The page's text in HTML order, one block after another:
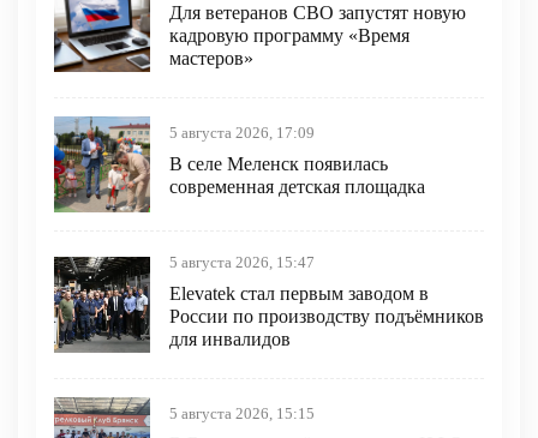
Для ветеранов СВО запустят новую
кадровую программу «Время
мастеров»
5 августа 2026, 17:09
В селе Меленск появилась
современная детская площадка
5 августа 2026, 15:47
Elevatek стал первым заводом в
России по производству подъёмников
для инвалидов
5 августа 2026, 15:15